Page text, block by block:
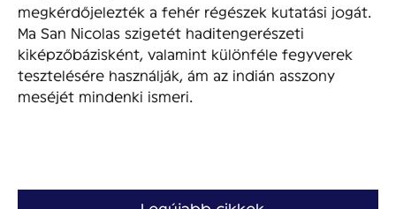
megkérdőjelezték a fehér régészek kutatási jogát.
Ma San Nicolas szigetét haditengerészeti
kiképzőbázisként, valamint különféle fegyverek
tesztelésére használják, ám az indián asszony
meséjét mindenki ismeri.